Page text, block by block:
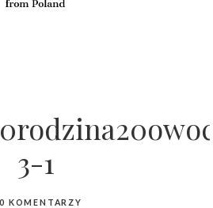
3-1
0 KOMENTARZY